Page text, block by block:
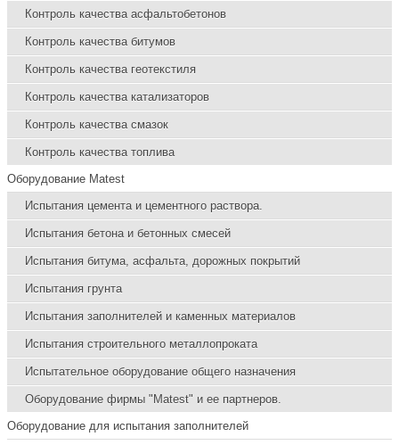
Контроль качества асфальтобетонов
Контроль качества битумов
Контроль качества геотекстиля
Контроль качества катализаторов
Контроль качества смазок
Контроль качества топлива
Оборудование Matest
Испытания цемента и цементного раствора.
Испытания бетона и бетонных смесей
Испытания битума, асфальта, дорожных покрытий
Испытания грунта
Испытания заполнителей и каменных материалов
Испытания строительного металлопроката
Испытательное оборудование общего назначения
Оборудование фирмы "Matest" и ее партнеров.
Оборудование для испытания заполнителей